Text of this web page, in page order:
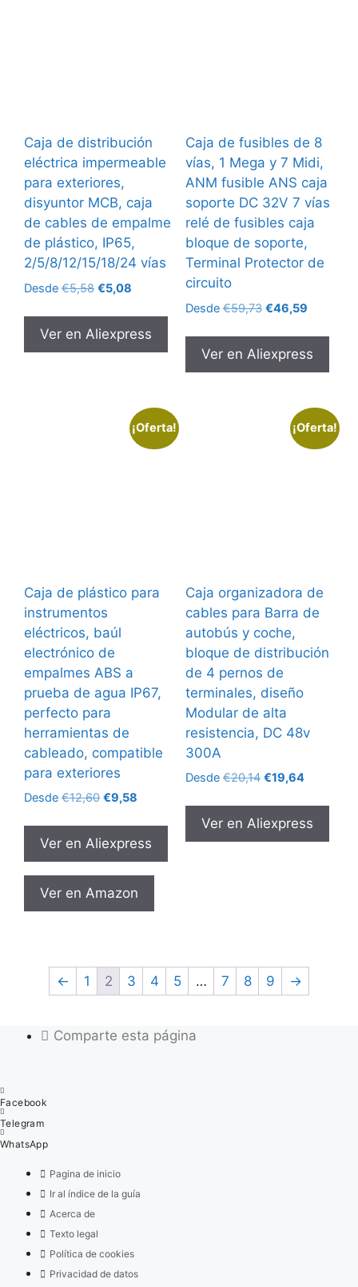
Caja de distribución
eléctrica impermeable
para exteriores,
disyuntor MCB, caja
de cables de empalme
de plástico, IP65,
2/5/8/12/15/18/24 vías
Desde €5,58 El
original
era:
€5,58.
€5,08
actual
es:
€5,08.
Ver en Aliexpress
Caja de fusibles de 8
vías, 1 Mega y 7 Midi,
ANM fusible ANS caja
soporte DC 32V 7 vías
relé de fusibles caja
bloque de soporte,
Terminal Protector de
circuito
Desde€59,73 El
original
era:
€59,73.
€46,59El
actual
es:
€46,59.
Ver en Aliexpress
¡Oferta!
Caja de plástico para
instrumentos
eléctricos, baúl
electrónico de
empalmes ABS a
prueba de agua IP67,
perfecto para
herramientas de
cableado, compatible
para exteriores
Desde €12,60 El
original
era:
€12,60.
€9,58
actual
es:
€9,58.
Ver en Aliexpress
Ver en Amazon
¡Oferta!
Caja organizadora de
cables para Barra de
autobús y coche,
bloque de distribución
de 4 pernos de
terminales, diseño
Modular de alta
resistencia, DC 48v
300A
Desde€20,14 El
original
era:
€20,14.
€19,64El
actual
es:
€19,64.
Ver en Aliexpress
← 1 2 3 4 5 … 7 8 9 →
Comparte esta página
Facebook
Telegram
WhatsApp
Pagina de inicio
Ir al índice de la guía
Acerca de
Texto legal
Política de cookies
Privacidad de datos